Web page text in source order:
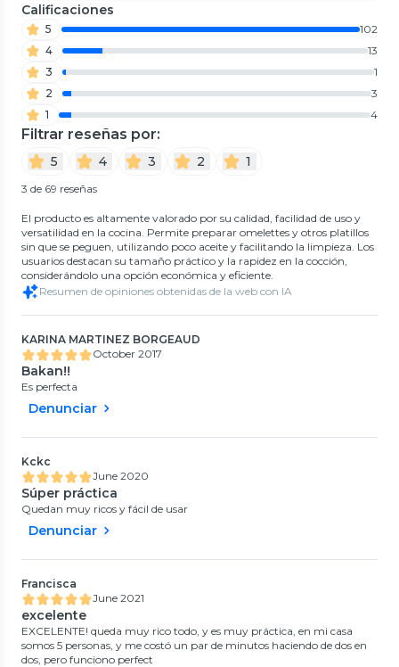
Calificaciones
5
102
4
13
3
1
2
3
1
4
Filtrar reseñas por:
5 4 3 2 1
3 de 69 reseñas
El producto es altamente valorado por su calidad, facilidad de uso y
versatilidad en la cocina. Permite preparar omelettes y otros platillos
sin que se peguen, utilizando poco aceite y facilitando la limpieza. Los
usuarios destacan su tamaño práctico y la rapidez en la cocción,
considerándolo una opción económica y eficiente.
Resumen de opiniones obtenidas de la web con IA
KARINA MARTINEZ BORGEAUD
October 2017
Bakan!!
Es perfecta
Denunciar
Kckc
June 2020
Súper práctica
Quedan muy ricos y fácil de usar
Denunciar
Francisca
June 2021
excelente
EXCELENTE! queda muy rico todo, y es muy práctica, en mi casa
somos 5 personas, y me costó un par de minutos haciendo de dos en
dos, pero funciono perfect